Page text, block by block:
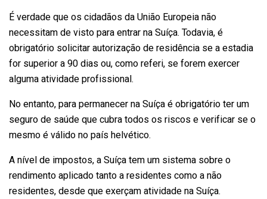
É verdade que os cidadãos da União Europeia não
necessitam de visto para entrar na Suíça. Todavia, é
obrigatório solicitar autorização de residência se a estadia
for superior a 90 dias ou, como referi, se forem exercer
alguma atividade profissional.
No entanto, para permanecer na Suíça é obrigatório ter um
seguro de saúde que cubra todos os riscos e verificar se o
mesmo é válido no país helvético.
A nível de impostos, a Suíça tem um sistema sobre o
rendimento aplicado tanto a residentes como a não
residentes, desde que exerçam atividade na Suíça.